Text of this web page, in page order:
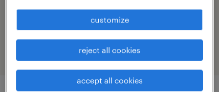
other
customize
reject all cookies
accept all cookies